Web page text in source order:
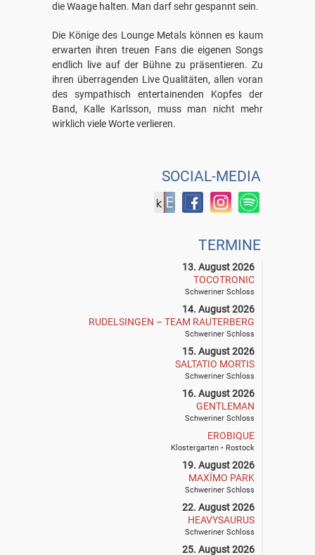
die Waage halten. Man darf sehr gespannt sein.
Die Könige des Lounge Metals können es kaum
erwarten ihren treuen Fans die eigenen Songs
endlich live auf der Bühne zu präsentieren. Zu
ihren überragenden Live Qualitäten, allen voran
des sympathisch entertainenden Kopfes der
Band, Kalle Karlsson, muss man nicht mehr
wirklich viele Worte verlieren.
SOCIAL-MEDIA
TERMINE
13. August 2026
TOCOTRONIC
Schweriner Schloss
14. August 2026
RUDELSINGEN – TEAM RAUTERBERG
Schweriner Schloss
15. August 2026
SALTATIO MORTIS
Schweriner Schloss
16. August 2026
GENTLEMAN
Schweriner Schloss
EROBIQUE
Klostergarten • Rostock
19. August 2026
MAXÏMO PARK
Schweriner Schloss
22. August 2026
HEAVYSAURUS
Schweriner Schloss
25. August 2026